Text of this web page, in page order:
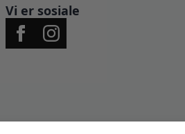
Vi er sosiale